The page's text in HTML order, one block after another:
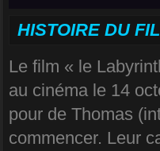
HISTOIRE DU
Le film « le
au cinéma le 14
pour de Thomas
commencer. Leur